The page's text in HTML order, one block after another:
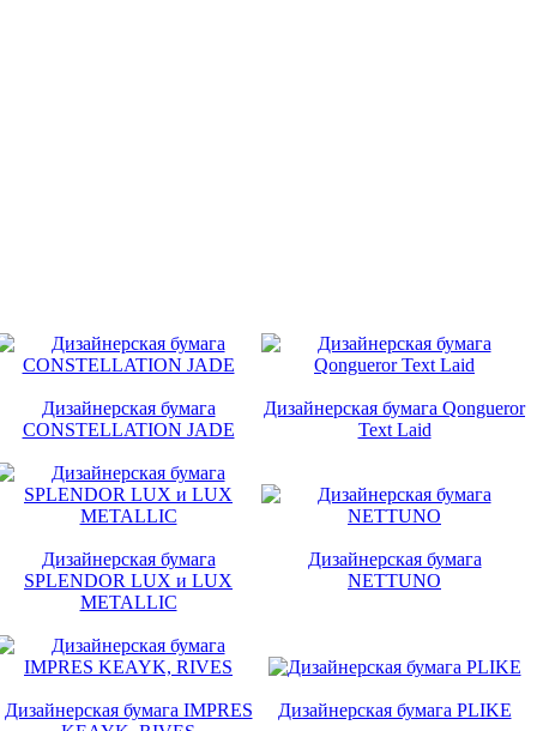
Дизайнерская бумага
CONSTELLATION JADE
Дизайнерская бумага Qongueror
Text Laid
Дизайнерская бумага
SPLENDOR LUX и LUX
METALLIC
Дизайнерская бумага
NETTUNO
Дизайнерская бумага IMPRES
Дизайнерская бумага PLIKE